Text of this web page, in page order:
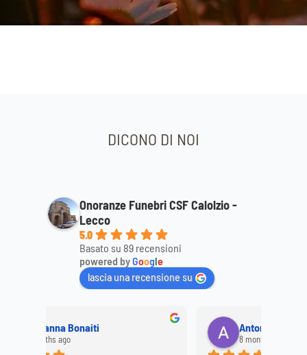
DICONO DI NOI
Onoranze Funebri CSF Calolzio -
Lecco
5.0
Basato su 89 recensioni
powered byGoogle
lascia una recensione su
Antonietta Solazzo